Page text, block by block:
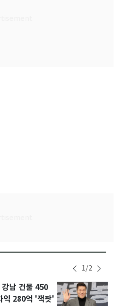
1/2
남 건물 450
익 280억 '잭팟'